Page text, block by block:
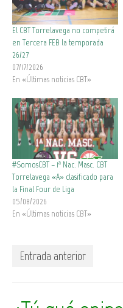
El CBT Torrelavega no competirá
en Tercera FEB la temporada
26/27
07/17/2026
En «Últimas noticias CBT»
#SomosCBT – 1ª Nac. Masc. CBT
Torrelavega «A» clasificado para
la Final Four de Liga
05/08/2026
En «Últimas noticias CBT»
Entrada anterior